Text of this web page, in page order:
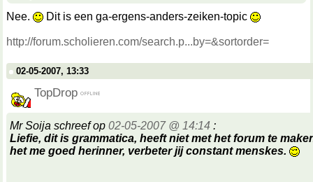
Nee.
Dit is een ga-ergens-anders-zeiken-topic
http://forum.scholieren.com/search.p...by=&sortorder=
02-05-2007, 13:33
TopDrop
Mr Soija schreef op 02-05-2007 @ 14:14 :
Liefie, dit is grammatica, heeft niet met het forum te
het me goed herinner, verbeter jij constant menskes.